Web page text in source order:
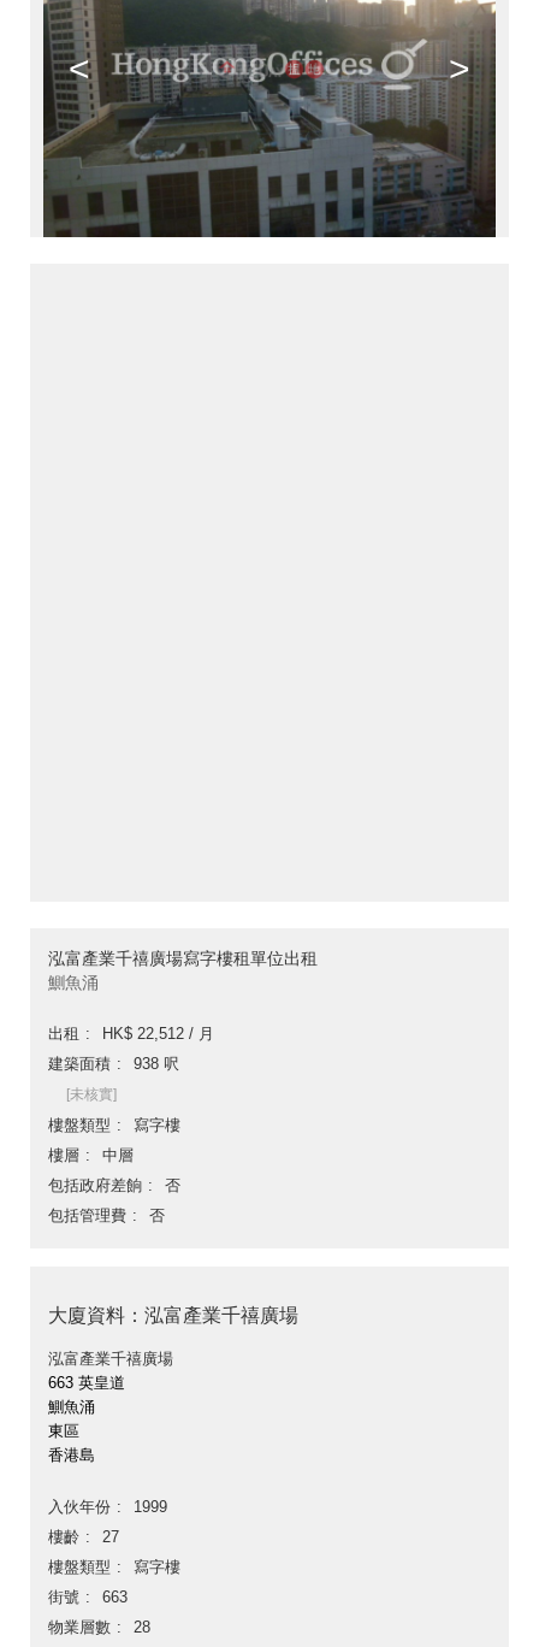
< >
泓富產業千禧廣場寫字樓租單位出租
鰂魚涌
出租
HK$ 22,512 / 月
建築面積
938 呎
[未核實]
樓盤類型
寫字樓
樓層
中層
包括政府差餉
否
包括管理費
否
大廈資料：泓富產業千禧廣場
泓富產業千禧廣場
663 英皇道
鰂魚涌
東區
香港島
入伙年份
1999
樓齡
27
樓盤類型
寫字樓
街號
663
物業層數
28